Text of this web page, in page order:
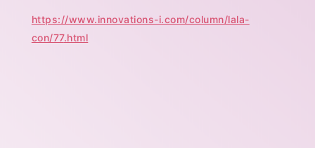
https://www.innovations-i.com/column/lala-
con/77.html